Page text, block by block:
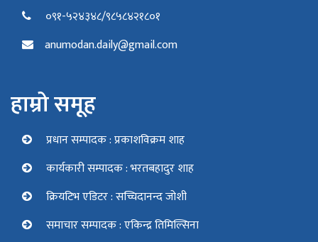
०९१-५२४३४८/९८५८४२१८०१
anumodan.daily@gmail.com
हाम्रो समूह
प्रधान सम्पादक : प्रकाशविक्रम शाह
कार्यकारी सम्पादक : भरतबहादुर शाह
क्रियटिभ एडिटर : सच्चिदानन्द जोशी
समाचार सम्पादक : एकिन्द्र तिमिल्सिना